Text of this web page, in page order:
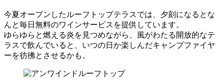
今夏オープンしたルーフトップテラスでは、夕刻になるとな
んと毎日無料のワインサービスを提供しています。
ゆらゆらと燃える炎を見つめながら、風がわたる開放的なテ
ラスで飲んでいると、いつの日か楽しんだキャンプファイヤ
ーを彷彿とさせるかも。